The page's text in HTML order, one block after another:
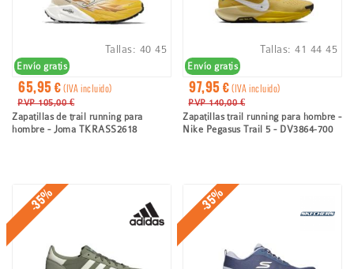
Envío gratis
65,95 €(IVA incluido)
PVP 105,00 €
Zapatillas de trail running para
hombre - Joma TKRASS2618
Tallas: 40 45
Envío gratis
97,95 €(IVA incluido)
PVP 140,00 €
Zapatillas trail running para hombre -
Nike Pegasus Trail 5 - DV3864‑700
Tallas:41 44 45
-35% -35%